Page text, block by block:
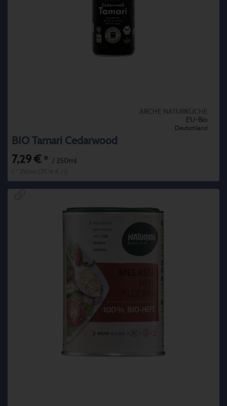
ARCHE NATURKÜCHE
EU-Bio
Deutschland
BIO Tamari Cedarwood
7,29 € * / 250ml